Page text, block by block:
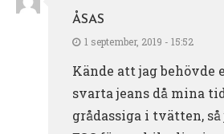
ÅSAS
1 september, 2019 - 15:52
Kände att jag behövde
svarta jeans då mina
grådassiga i tvätten,